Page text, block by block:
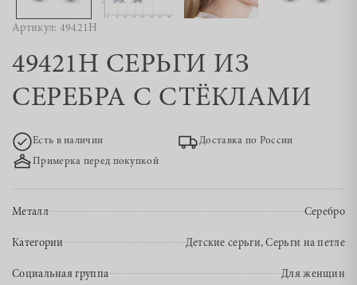
Артикул: 49421Н
49421Н СЕРЬГИ ИЗ
СЕРЕБРА С СТЁКЛАМИ
Есть в наличии
Доставка по России
Примерка перед покупкой
Металл Серебро
Категории Детские серьги, Серьги на петле
Социальная группа Для женщин